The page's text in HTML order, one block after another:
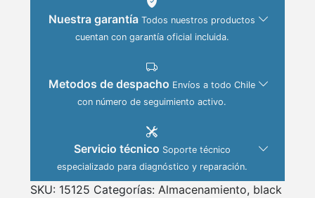
Nuestra garantía Todos nuestros productos
cuentan con garantía oficial incluida.
Metodos de despacho Envíos a todo Chile
con número de seguimiento activo.
Servicio técnico Soporte técnico
especializado para diagnóstico y reparación.
SKU: 15125 Categorías: Almacenamiento, black